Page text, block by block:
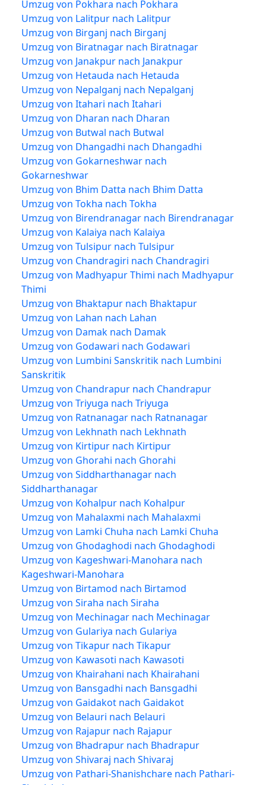
Umzug von Pokhara nach Pokhara
Umzug von Lalitpur nach Lalitpur
Umzug von Birganj nach Birganj
Umzug von Biratnagar nach Biratnagar
Umzug von Janakpur nach Janakpur
Umzug von Hetauda nach Hetauda
Umzug von Nepalganj nach Nepalganj
Umzug von Itahari nach Itahari
Umzug von Dharan nach Dharan
Umzug von Butwal nach Butwal
Umzug von Dhangadhi nach Dhangadhi
Umzug von Gokarneshwar nach
Gokarneshwar
Umzug von Bhim Datta nach Bhim Datta
Umzug von Tokha nach Tokha
Umzug von Birendranagar nach Birendranagar
Umzug von Kalaiya nach Kalaiya
Umzug von Tulsipur nach Tulsipur
Umzug von Chandragiri nach Chandragiri
Umzug von Madhyapur Thimi nach Madhyapur
Thimi
Umzug von Bhaktapur nach Bhaktapur
Umzug von Lahan nach Lahan
Umzug von Damak nach Damak
Umzug von Godawari nach Godawari
Umzug von Lumbini Sanskritik nach Lumbini
Sanskritik
Umzug von Chandrapur nach Chandrapur
Umzug von Triyuga nach Triyuga
Umzug von Ratnanagar nach Ratnanagar
Umzug von Lekhnath nach Lekhnath
Umzug von Kirtipur nach Kirtipur
Umzug von Ghorahi nach Ghorahi
Umzug von Siddharthanagar nach
Siddharthanagar
Umzug von Kohalpur nach Kohalpur
Umzug von Mahalaxmi nach Mahalaxmi
Umzug von Lamki Chuha nach Lamki Chuha
Umzug von Ghodaghodi nach Ghodaghodi
Umzug von Kageshwari-Manohara nach
Kageshwari-Manohara
Umzug von Birtamod nach Birtamod
Umzug von Siraha nach Siraha
Umzug von Mechinagar nach Mechinagar
Umzug von Gulariya nach Gulariya
Umzug von Tikapur nach Tikapur
Umzug von Kawasoti nach Kawasoti
Umzug von Khairahani nach Khairahani
Umzug von Bansgadhi nach Bansgadhi
Umzug von Gaidakot nach Gaidakot
Umzug von Belauri nach Belauri
Umzug von Rajapur nach Rajapur
Umzug von Bhadrapur nach Bhadrapur
Umzug von Shivaraj nach Shivaraj
Umzug von Pathari-Shanishchare nach Pathari-